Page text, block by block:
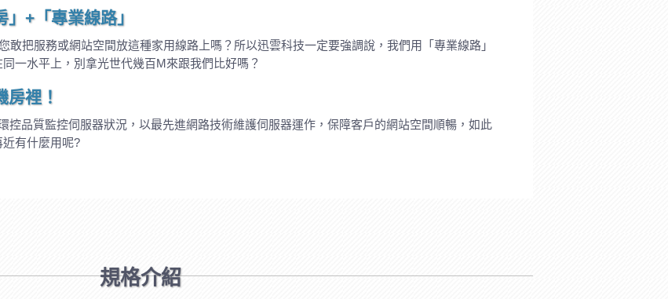
+「專業線路」
敢把服務或網站空間放這種家用線路上嗎？所以迅雲科技一定要強調說，我們用「專業線路」
一水平上，別拿光世代幾百M來跟我們比好嗎？
房裡！
控品質監控伺服器狀況，以最先進網路技術維護伺服器運作，保障客戶的網站空間順暢，如此
有什麼用呢?
規格介紹